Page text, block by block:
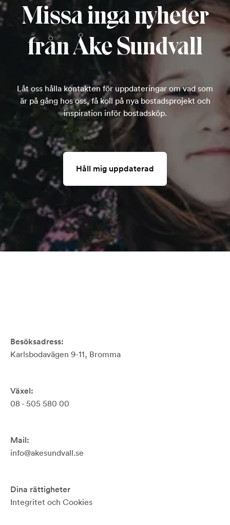
Missa inga nyheter
från Åke Sundvall
Låt oss hålla kontakten för uppdateringar om vad som
är på gång hos oss, få koll på nya bostadsprojekt och
inspiration inför bostadsköp.
Håll mig uppdaterad
Besöksadress:
Karlsbodavägen 9-11, Bromma
Växel:
08 - 505 580 00
Mail:
info@akesundvall.se
Dina rättigheter
Integritet och Cookies